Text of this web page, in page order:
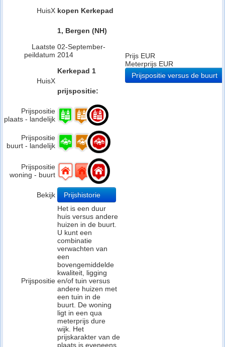
HuisX kopen Kerkepad
1, Bergen (NH)
Laatste
peildatum
02-September-
2014
HuisX
Kerkepad 1
prijspositie:
Prijspositie
plaats - landelijk
Prijspositie
buurt - landelijk
Prijspositie
woning - buurt
Bekijk Prijshistorie
Prijspositie
Het is een duur
huis versus andere
huizen in de buurt.
U kunt een
combinatie
verwachten van
een
bovengemiddelde
kwaliteit, ligging
en/of tuin versus
andere huizen met
een tuin in de
buurt. De woning
ligt in een qua
meterprijs dure
wijk. Het
prijskarakter van de
plaats is eveneens
Prijs EUR
Meterprijs EUR
Prijspositie versus de buurt